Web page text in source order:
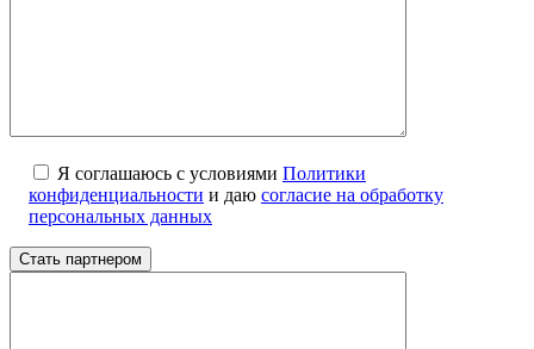
Я соглашаюсь с условиями Политики
конфиденциальности и даю согласие на обработку
персональных данных